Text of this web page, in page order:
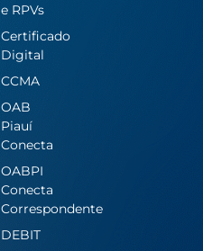
e RPVs
Certificado
Digital
CCMA
OAB
Piauí
Conecta
OABPI
Conecta
Correspondente
DEBIT